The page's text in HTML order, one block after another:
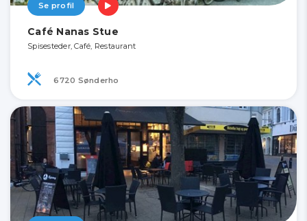
Se profil
Café Nanas Stue
Spisesteder, Café, Restaurant
6720 Sønderho